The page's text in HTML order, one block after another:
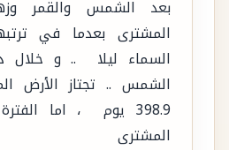
بعد الشمس والقمر
المشترى بعدما في
السماء ليلا .. و خلال
الشمس .. تجتاز الأرض
398.9 يوم ، اما
المشترى